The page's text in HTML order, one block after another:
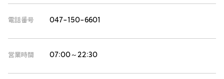
電話番号 047-150-6601
営業時間 07:00～22:30